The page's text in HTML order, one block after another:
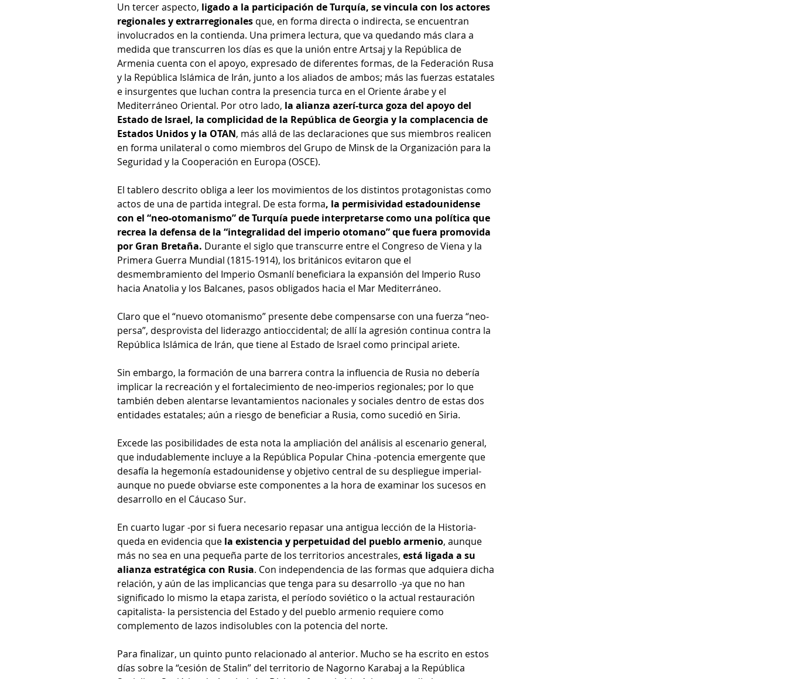
Un tercer aspecto, ligado a la participación de Turquía, se vincula con los actores
regionales y extrarregionales que, en forma directa o indirecta, se encuentran
involucrados en la contienda. Una primera lectura, que va quedando más clara a
medida que transcurren los días es que la unión entre Artsaj y la República de
Armenia cuenta con el apoyo, expresado de diferentes formas, de la Federación Rusa
y la República Islámica de Irán, junto a los aliados de ambos; más las fuerzas estatales
e insurgentes que luchan contra la presencia turca en el Oriente árabe y el
Mediterráneo Oriental. Por otro lado, la alianza azerí-turca goza del apoyo del
Estado de Israel, la complicidad de la República de Georgia y la complacencia de
Estados Unidos y la OTAN, más allá de las declaraciones que sus miembros realicen
en forma unilateral o como miembros del Grupo de Minsk de la Organización para la
Seguridad y la Cooperación en Europa (OSCE).
El tablero descrito obliga a leer los movimientos de los distintos protagonistas como
actos de una de partida integral. De esta forma, la permisividad estadounidense
con el “neo-otomanismo” de Turquía puede interpretarse como una política que
recrea la defensa de la “integralidad del imperio otomano” que fuera promovida
por Gran Bretaña. Durante el siglo que transcurre entre el Congreso de Viena y la
Primera Guerra Mundial (1815-1914), los británicos evitaron que el
desmembramiento del Imperio Osmanlí beneficiara la expansión del Imperio Ruso
hacia Anatolia y los Balcanes, pasos obligados hacia el Mar Mediterráneo.
Claro que el “nuevo otomanismo” presente debe compensarse con una fuerza “neo-
persa”, desprovista del liderazgo antioccidental; de allí la agresión continua contra la
República Islámica de Irán, que tiene al Estado de Israel como principal ariete.
Sin embargo, la formación de una barrera contra la influencia de Rusia no debería
implicar la recreación y el fortalecimiento de neo-imperios regionales; por lo que
también deben alentarse levantamientos nacionales y sociales dentro de estas dos
entidades estatales; aún a riesgo de beneficiar a Rusia, como sucedió en Siria.
Excede las posibilidades de esta nota la ampliación del análisis al escenario general,
que indudablemente incluye a la República Popular China -potencia emergente que
desafía la hegemonía estadounidense y objetivo central de su despliegue imperial-
aunque no puede obviarse este componentes a la hora de examinar los sucesos en
desarrollo en el Cáucaso Sur.
En cuarto lugar -por si fuera necesario repasar una antigua lección de la Historia-
queda en evidencia que la existencia y perpetuidad del pueblo armenio, aunque
más no sea en una pequeña parte de los territorios ancestrales, está ligada a su
alianza estratégica con Rusia. Con independencia de las formas que adquiera dicha
relación, y aún de las implicancias que tenga para su desarrollo -ya que no han
significado lo mismo la etapa zarista, el período soviético o la actual restauración
capitalista- la persistencia del Estado y del pueblo armenio requiere como
complemento de lazos indisolubles con la potencia del norte.
Para finalizar, un quinto punto relacionado al anterior. Mucho se ha escrito en estos
días sobre la “cesión de Stalin” del territorio de Nagorno Karabaj a la República